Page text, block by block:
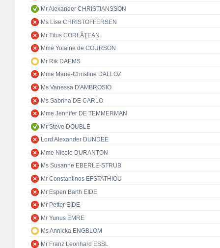
Mr Alexander CHRISTIANSSON
Ms Lise CHRISTOFFERSEN
Mr Titus CORLĂŢEAN
Mme Yolaine de COURSON
Mr Rik DAEMS
Mme Marie-Christine DALLOZ
Ms Vanessa D'AMBROSIO
Ms Sabrina DE CARLO
Mme Jennifer DE TEMMERMAN
Mr Steve DOUBLE
Lord Alexander DUNDEE
Mme Nicole DURANTON
Ms Susanne EBERLE-STRUB
Mr Constantinos EFSTATHIOU
Mr Espen Barth EIDE
Mr Petter EIDE
Mr Yunus EMRE
Ms Annicka ENGBLOM
Mr Franz Leonhard ESSL